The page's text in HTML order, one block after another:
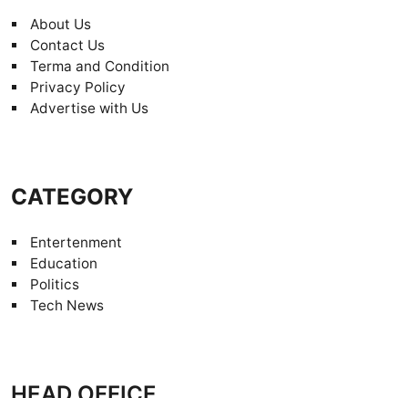
About Us
Contact Us
Terma and Condition
Privacy Policy
Advertise with Us
CATEGORY
Entertenment
Education
Politics
Tech News